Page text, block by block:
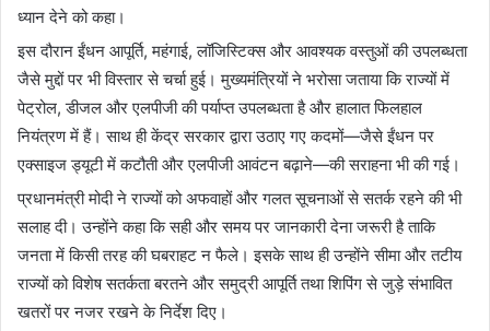
ध्यान देने को कहा।
इस दौरान ईंधन आपूर्ति, महंगाई, लॉजिस्टिक्स और आवश्यक वस्तुओं की उपलब्धता
जैसे मुद्दों पर भी विस्तार से चर्चा हुई। मुख्यमंत्रियों ने भरोसा जताया कि राज्यों में
पेट्रोल, डीजल और एलपीजी की पर्याप्त उपलब्धता है और हालात फिलहाल
नियंत्रण में हैं। साथ ही केंद्र सरकार द्वारा उठाए गए कदमों—जैसे ईंधन पर
एक्साइज ड्यूटी में कटौती और एलपीजी आवंटन बढ़ाने—की सराहना भी की गई।
प्रधानमंत्री मोदी ने राज्यों को अफवाहों और गलत सूचनाओं से सतर्क रहने की भी
सलाह दी। उन्होंने कहा कि सही और समय पर जानकारी देना जरूरी है ताकि
जनता में किसी तरह की घबराहट न फैले। इसके साथ ही उन्होंने सीमा और तटीय
राज्यों को विशेष सतर्कता बरतने और समुद्री आपूर्ति तथा शिपिंग से जुड़े संभावित
खतरों पर नजर रखने के निर्देश दिए।